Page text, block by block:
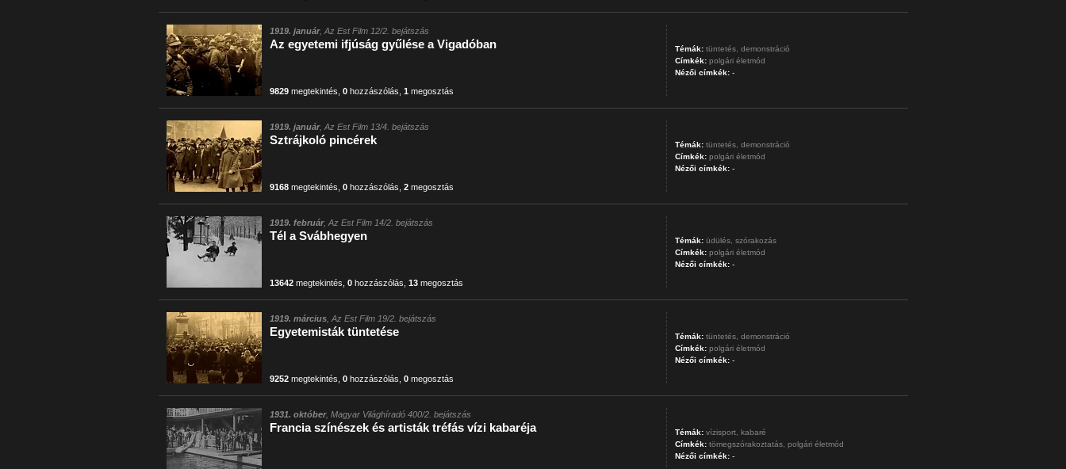
1919. január, Az Est Film 12/2. bejátszás
Az egyetemi ifjúság gyűlése a Vigadóban
9829megtekintés 0hozzászólás 1 megosztás
Témák: tüntetés, demonstráció
Címkék: polgári életmód
Nézői címkék:-
1919. január, Az Est Film 13/4. bejátszás
Sztrájkoló pincérek
9168megtekintés 0hozzászólás 2megosztás
Témák: tüntetés, demonstráció
Címkék: polgári életmód
Nézői címkék:-
1919. február, Az Est Film 14/2. bejátszás
Tél a Svábhegyen
13642megtekintés 0hozzászólás 13megosztás
Témák: üdülés, szórakozás
Címkék: polgári életmód
Nézői címkék:-
1919. március, Az Est Film 19/2. bejátszás
Egyetemisták tüntetése
9252megtekintés 0hozzászólás 0megosztás
Témák: tüntetés, demonstráció
Címkék: polgári életmód
Nézői címkék:-
1931. október, Magyar Világhíradó 400/2. bejátszás
Francia színészek és artisták tréfás vízi kabaréja Témák: vízisport, kabaré
Címkék: tömegszórakoztatás, polgári életmód
Nézői címkék:-